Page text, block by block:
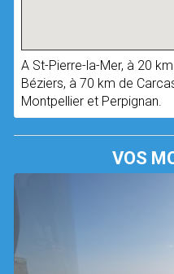
A St-Pierre-la-Mer, à 20
Béziers, à 70 km de
Montpellier et Perpignan.
VOS